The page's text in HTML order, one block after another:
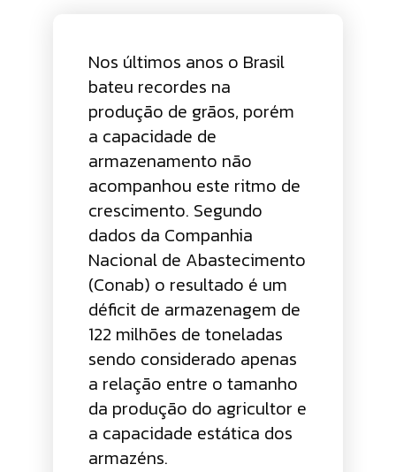
Nos últimos anos o Brasil
bateu recordes na
produção de grãos, porém
a capacidade de
armazenamento não
acompanhou este ritmo de
crescimento. Segundo
dados da Companhia
Nacional de Abastecimento
(Conab) o resultado é um
déficit de armazenagem de
122 milhões de toneladas
sendo considerado apenas
a relação entre o tamanho
da produção do agricultor e
a capacidade estática dos
armazéns.